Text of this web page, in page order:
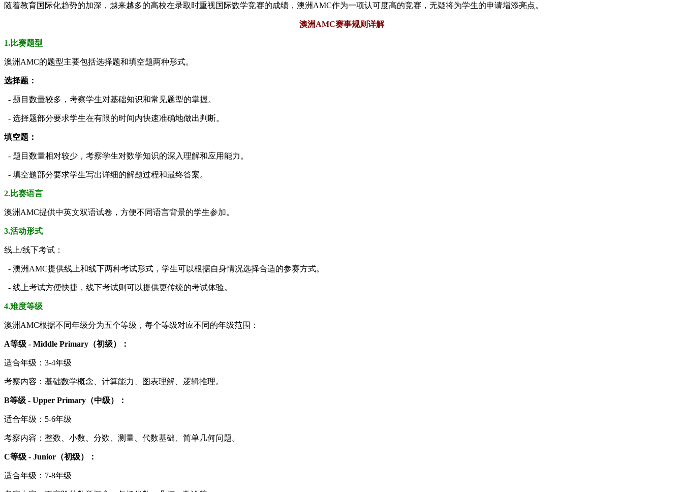
随着教育国际化趋势的加深，越来越多的高校在录取时重视国际数学竞赛的成绩，澳洲AMC作为一项认可度高的竞赛，无疑将为学生的申请增添亮点。
澳洲AMC赛事规则详解
1.比赛题型
澳洲AMC的题型主要包括选择题和填空题两种形式。
选择题：
- 题目数量较多，考察学生对基础知识和常见题型的掌握。
- 选择题部分要求学生在有限的时间内快速准确地做出判断。
填空题：
- 题目数量相对较少，考察学生对数学知识的深入理解和应用能力。
- 填空题部分要求学生写出详细的解题过程和最终答案。
2.比赛语言
澳洲AMC提供中英文双语试卷，方便不同语言背景的学生参加。
3.活动形式
线上/线下考试：
- 澳洲AMC提供线上和线下两种考试形式，学生可以根据自身情况选择合适的参赛方式。
- 线上考试方便快捷，线下考试则可以提供更传统的考试体验。
4.难度等级
澳洲AMC根据不同年级分为五个等级，每个等级对应不同的年级范围：
A等级 - Middle Primary（初级）：
适合年级：3-4年级
考察内容：基础数学概念、计算能力、图表理解、逻辑推理。
B等级 - Upper Primary（中级）：
适合年级：5-6年级
考察内容：整数、小数、分数、测量、代数基础、简单几何问题。
C等级 - Junior（初级）：
适合年级：7-8年级